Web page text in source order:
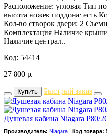
Расположение: угловая Тип
высота ножек поддона: есть
Кол-во створок двери: 2
Комплектация Наличие
Наличие централ..
Код: 54414
27 800 р.
Купить Быстрый заказ
Душевая кабина Niagara P80/
Производитель: Niagara Код товара: